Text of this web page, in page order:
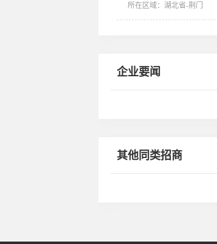
所在区域：湖北省-荆门
企业要闻
其他同类招商